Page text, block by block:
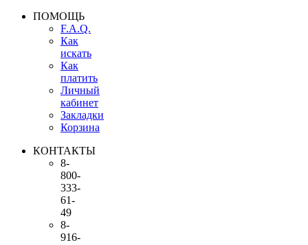
ПОМОЩЬ
F.A.Q.
Как
искать
Как
платить
Личный
кабинет
Закладки
Корзина
КОНТАКТЫ
8-
800-
333-
61-
49
8-
916-